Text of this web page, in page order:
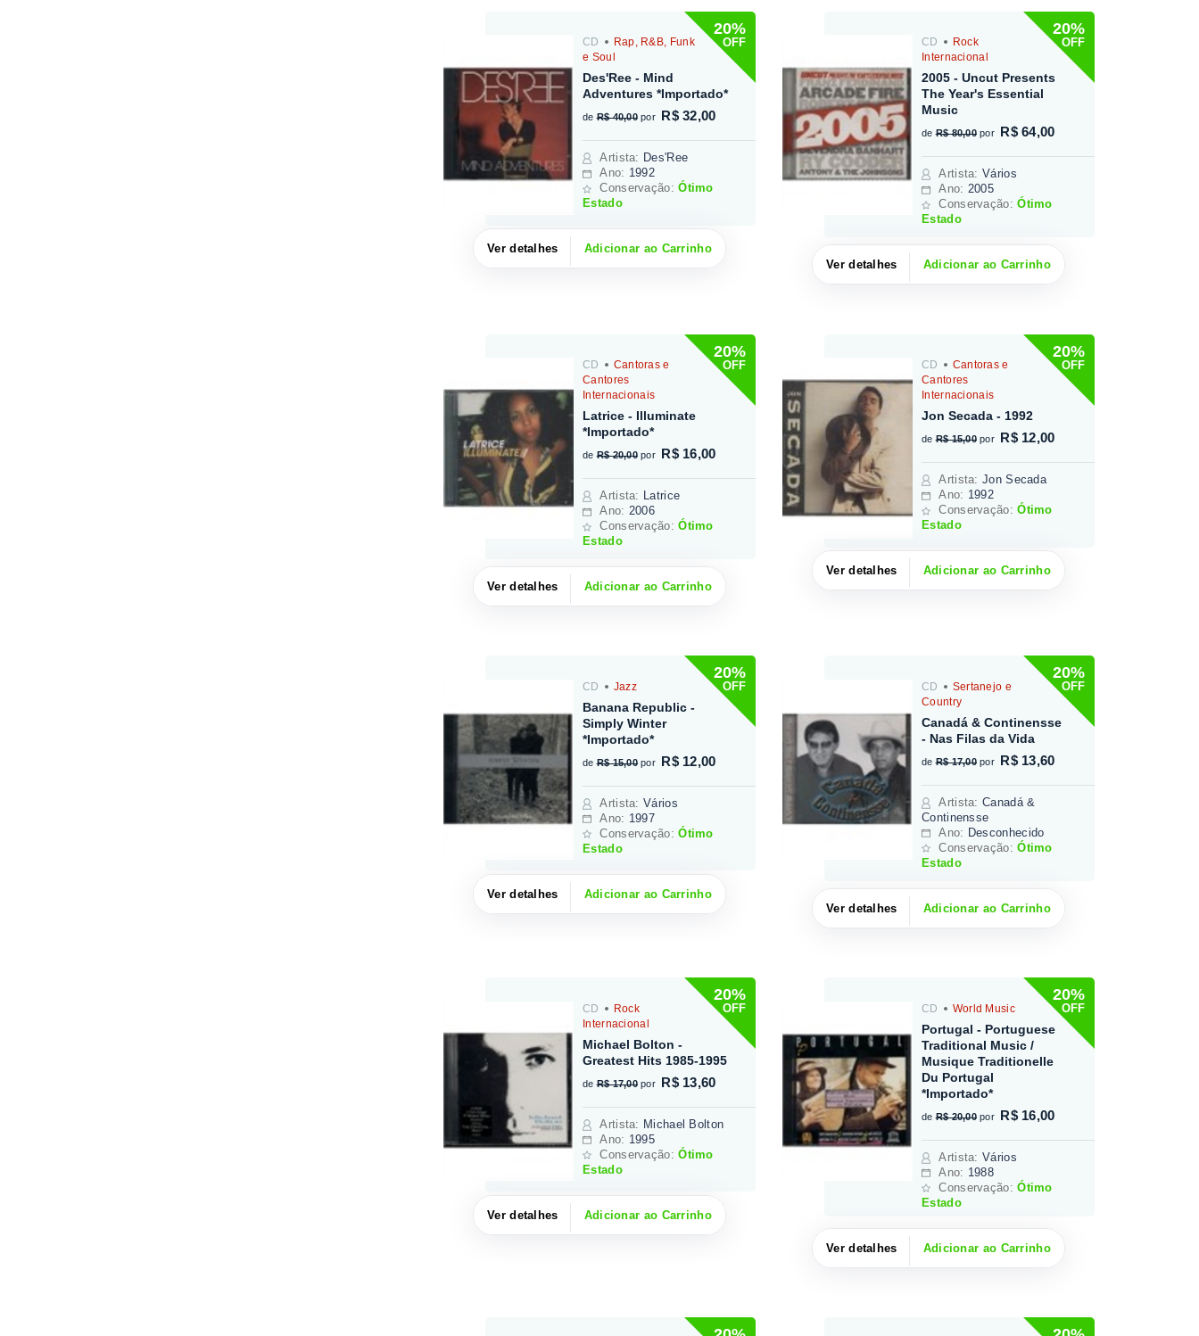
20%
OFF
CD
Rap, R&B, Funk
e Soul
Des'Ree - Mind
Adventures *Importado*
de R$ 40,00 por R$ 32,00
Artista: Des'Ree
Ano: 1992
Conservação:Ótimo
Estado
Ver detalhes Adicionar ao Carrinho
20%
OFF
CD
Rock
Internacional
2005 - Uncut Presents
The Year's Essential
Music
de R$ 80,00 por R$ 64,00
Artista:Vários
Ano: 2005
Conservação:Ótimo
Estado
Ver detalhes Adicionar ao Carrinho
20%
OFF
CD
Cantoras e
Cantores
Internacionais
Latrice - Illuminate
*Importado*
de R$ 20,00 por R$ 16,00
Artista: Latrice
Ano: 2006
Conservação:Ótimo
Estado
Ver detalhes Adicionar ao Carrinho
20%
OFF
CD
Cantoras e
Cantores
Internacionais
Jon Secada - 1992
de R$ 15,00 por R$ 12,00
Artista:Jon Secada
Ano: 1992
Conservação:Ótimo
Estado
Ver detalhes Adicionar ao Carrinho
20%
OFF
CD Jazz
Banana Republic -
Simply Winter
*Importado*
de R$ 15,00 por R$ 12,00
Artista:Vários
Ano: 1997
Conservação:Ótimo
Estado
Ver detalhes Adicionar ao Carrinho
20%
OFF
CD
Sertanejo e
Country
Canadá & Continensse
- Nas Filas da Vida
de R$ 17,00 por R$ 13,60
Artista:Canadá &
Continensse
Ano: Desconhecido
Conservação:Ótimo
Estado
Ver detalhes Adicionar ao Carrinho
20%
OFF
CD
Rock
Internacional
Michael Bolton -
Greatest Hits 1985-1995
de R$ 17,00 por R$ 13,60
Artista: Michael Bolton
Ano: 1995
Conservação:Ótimo
Estado
Ver detalhes Adicionar ao Carrinho
20%
OFF
CD World Music
Portugal - Portuguese
Traditional Music /
Musique Traditionelle
Du Portugal
*Importado*
de R$ 20,00 por R$ 16,00
Artista:Vários
Ano: 1988
Conservação:Ótimo
Estado
Ver detalhes Adicionar ao Carrinho